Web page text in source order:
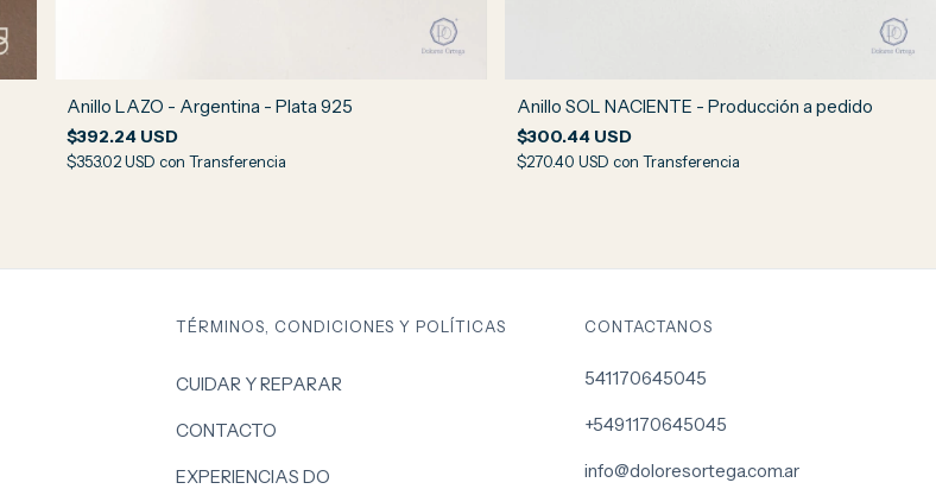
Anillo LAZO - Argentina - Plata 925
$392.24 USD
$353.02 USDcon Transferencia
Anillo SOL NACIENTE - Producción a pedido
$300.44 USD
$270.40 USD con Transferencia
TÉRMINOS, CONDICIONES Y POLÍTICAS
CUIDAR Y REPARAR
CONTACTO
EXPERIENCIAS DO
CONTACTANOS
541170645045
+5491170645045
info@doloresortega.com.ar